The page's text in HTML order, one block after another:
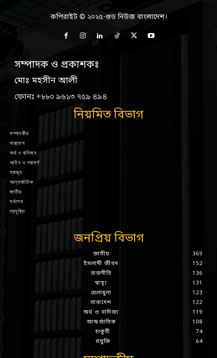
কপিরাইট © ২০২৫-গুড নিউজ বাংলাদেশ।
সম্পাদক ও প্রকাশকঃ
মোঃ মহসীন আলী
ফোনঃ +৮৮০ ৯৬১৩ ৭৫৯ ৪৯৪
নিয়মিত বিভাগ
সম্পাদকীয়
সারাদেশ
অর্থ ও বানিজ্য
আইন ও পরামর্শ
স্বাস্থ্য
আন্তর্জাতিক
জাতীয়
সর্বশেষ
প্রযুক্তি
জনপ্রিয় বিভাগ
জাতীয়
369
ইসলামী জীবন
152
রাজনীতি
136
স্বাস্থ্য
131
খেলাধুলা
123
সারাদেশ
122
অর্থ ও বানিজ্য
119
আন্তর্জাতিক
108
চাকুরী
74
প্রযুক্তি
64